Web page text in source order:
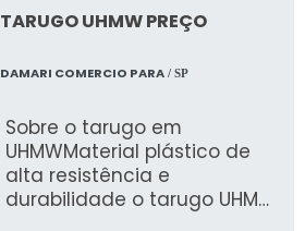
abrasão, compressão e
óleos minerais. Ideal para
setores como automação,
construção civil, químico,
mecânico. Flexibilidade
superior e durabilidade
comprovada para os
desafios industriais mais
TARUGO UHMW PREÇO
DAMARI COMERCIO PARA/ SP
Sobre o tarugo em
UHMWMaterial plástico de
alta resistência e
durabilidade o tarugo UHMV